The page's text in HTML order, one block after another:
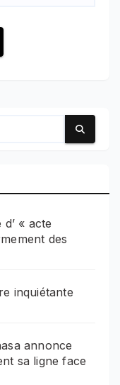
« acte
des
inquiétante
annonce
sa ligne face